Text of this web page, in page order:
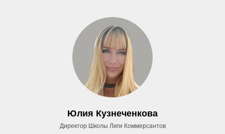
Юлия Кузнеченкова
Директор Школы Лиги Коммерсантов